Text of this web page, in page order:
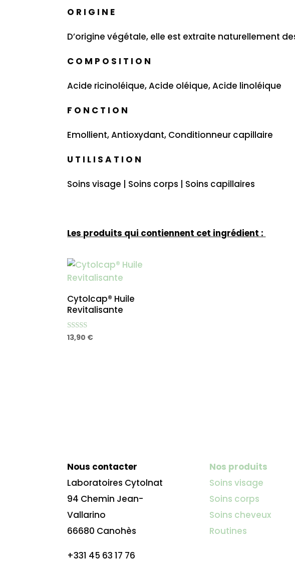
O R I G I N E
D’origine végétale, elle est extraite naturellement
C O M P O S I T I O N
Acide ricinoléique, Acide oléique, Acide linoléique
F O N C T I O N
Emollient, Antioxydant, Conditionneur capillaire
U T I L I S A T I O N
Soins visage | Soins corps | Soins capillaires
Les produits qui contiennent cet ingrédient :
Cytolcap® Huile
Revitalisante
Note
4.50
13,90 €
Nous contacter
Laboratoires Cytolnat
94 Chemin Jean-
Vallarino
66680 Canohès
+331 45 63 17 76
Nos produits
Soins visage
Soins corps
Soins cheveux
Routines